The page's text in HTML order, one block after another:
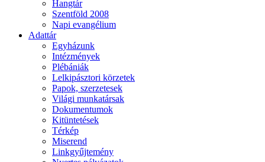
Hangtár
Szentföld 2008
Napi evangélium
Adattár
Egyházunk
Intézmények
Plébániák
Lelkipásztori körzetek
Papok, szerzetesek
Világi munkatársak
Dokumentumok
Kitüntetések
Térkép
Miserend
Linkgyűjtemény